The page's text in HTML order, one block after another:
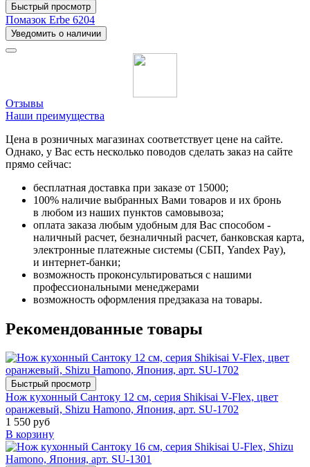
Быстрый просмотр
Помазок Erbe 6204
Уведомить о наличии
Отзывы
Наши преимущества
Цена в розничных магазинах соответствует цене на сайте.
Однако, у Вас есть несколько поводов сделать заказ на сайте
прямо сейчас:
бесплатная доставка при заказе от 15000;
100% наличие выбранных Вами товаров и их бронь
в любом из наших пунктов самовывоза;
оплата заказа любым удобным для Вас способом -
наличный расчет, безналичный расчет, банковская карта,
электронные платежные системы (СБП, Yandex Pay),
и интернет-банки;
возможность проконсультироваться с нашими
профессиональными менеджерами
возможность оформления предзаказа на товары.
Рекомендованные товары
Быстрый просмотр
Нож кухонный Сантоку 12 см, серия Shikisai V-Flex, цвет
оранжевый, Shizu Hamono, Япония, арт. SU-1702
1 550 руб
В корзину